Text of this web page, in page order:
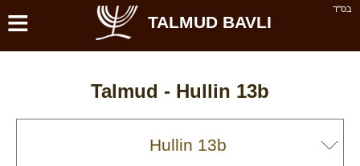
בס''ד ≡ TALMUD BAVLI
Talmud - Hullin 13b